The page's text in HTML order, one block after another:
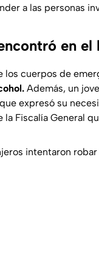
a las personas
en el
los cuerpos de
Además, un
expresó su
la Fiscalía General
intentaron